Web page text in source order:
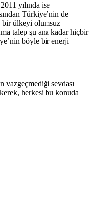
yılında ise
Türkiye’nin de
bir ülkeyi olumsuz
talep şu ana kadar hiçbir
böyle bir enerji
vazgeçmediği sevdası
herkesi bu konuda